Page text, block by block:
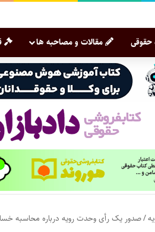
حقوقی مقالات و مصاحبه ها
/صدور یک رأی وحدت رویه درباره محاسبه